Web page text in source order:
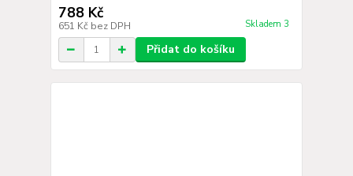
788 Kč
651 Kč bez DPH Skladem 3
Přidat do košíku